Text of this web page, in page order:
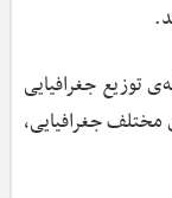
توزیع جغرافیایی
جغرافیایی،